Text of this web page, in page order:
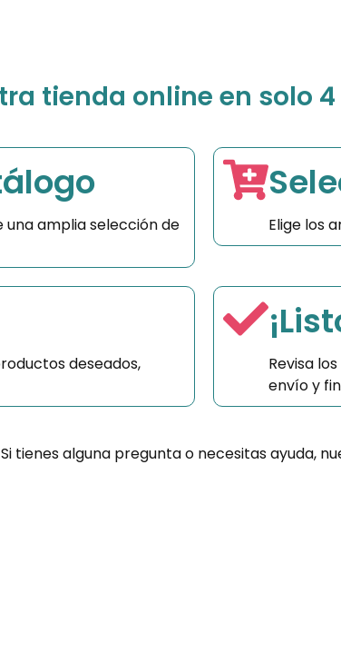
tienda online en solo
amplia selección de
Elige los
deseados,
Revisa
envío y
tienes alguna pregunta o necesitas ayuda,